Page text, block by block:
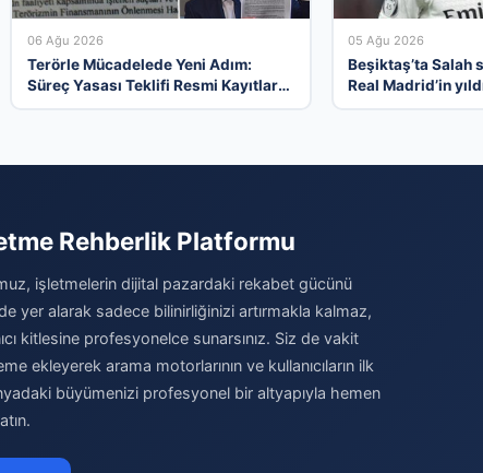
06 Ağu 2026
Terörle Mücadelede Yeni Adım:
Süreç Yasası Teklifi Resmi Kayıtlara
05 Ağu 2026
Beşiktaş’ta Salah
Real Madrid’in
Rehberlik Platformu
işletmelerin dijital pazardaki rekabet gücünü
yer alarak sadece bilinirliğinizi artırmakla kalmaz,
kitlesine profesyonelce sunarsınız. Siz de vakit
ekleyerek arama motorlarının ve kullanıcıların ilk
büyümenizi profesyonel bir altyapıyla hemen